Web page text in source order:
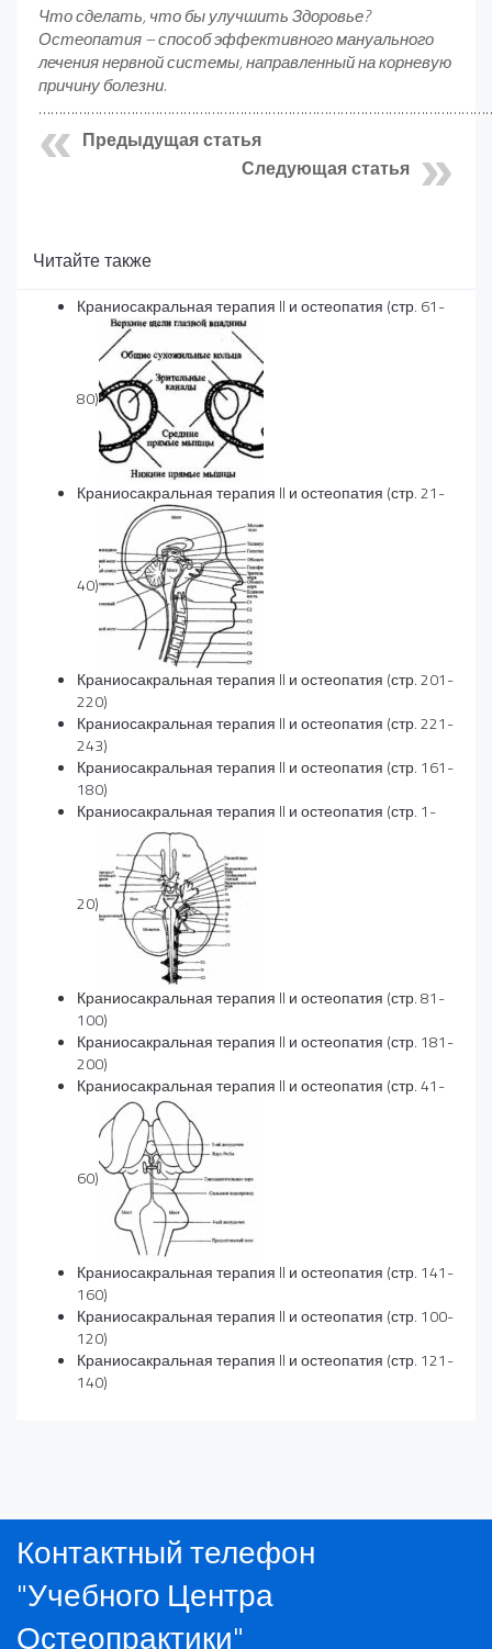
Что сделать, что бы улучшить Здоровье?
Остеопатия – способ эффективного мануального
лечения нервной системы, направленный на корневую
причину болезни.
Предыдущая статья
Следующая статья
Читайте также
Краниосакральная терапия II и остеопатия (стр. 61-
80)
Краниосакральная терапия II и остеопатия (стр. 21-
40)
Краниосакральная терапия II и остеопатия (стр. 201-
220)
Краниосакральная терапия II и остеопатия (стр. 221-
243)
Краниосакральная терапия II и остеопатия (стр. 161-
180)
Краниосакральная терапия II и остеопатия (стр. 1-
20)
Краниосакральная терапия II и остеопатия (стр. 81-
100)
Краниосакральная терапия II и остеопатия (стр. 181-
200)
Краниосакральная терапия II и остеопатия (стр. 41-
60)
Краниосакральная терапия II и остеопатия (стр. 141-
160)
Краниосакральная терапия II и остеопатия (стр. 100-
120)
Краниосакральная терапия II и остеопатия (стр. 121-
140)
Контактный телефон
"Учебного Центра
Остеопрактики"